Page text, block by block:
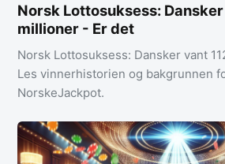
Norsk Lottosuksess: Dansker
millioner - Er det
Norsk Lottosuksess: Dansker vant
Les vinnerhistorien og bakgrunnen
NorskeJackpot.